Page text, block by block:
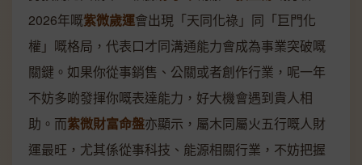
2026年嘅紫微歲運會出現「天同化祿」同「巨門化
權」嘅格局，代表口才同溝通能力會成為事業突破嘅
關鍵。如果你從事銷售、公關或者創作行業，呢一年
不妨多啲發揮你嘅表達能力，好大機會遇到貴人相
助。而紫微財富命盤亦顯示，屬木同屬火五行嘅人財
運最旺，尤其係從事科技、能源相關行業，不妨把握